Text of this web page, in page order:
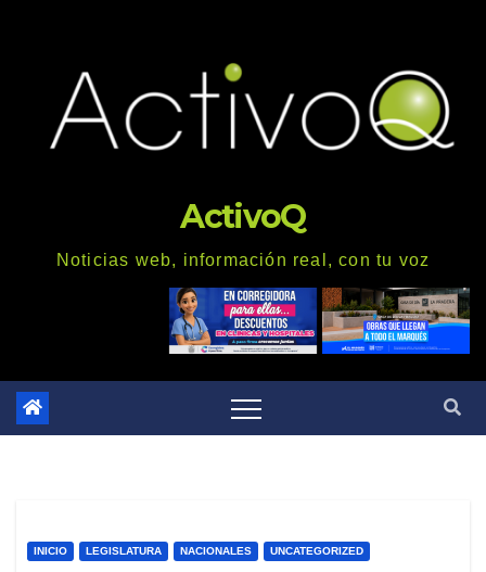
ActivoQ
Noticias web, información real, con tu voz
INICIO LEGISLATURA NACIONALES UNCATEGORIZED